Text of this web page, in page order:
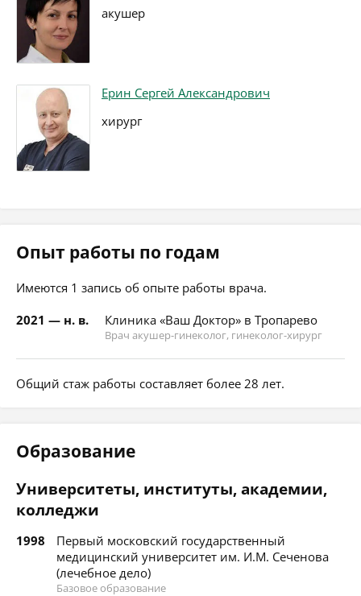
акушер
Ерин Сергей Александрович
хирург
Опыт работы по годам
Имеются 1 запись об опыте работы врача.
2021 — н. в.
Клиника «Ваш Доктор» в Тропарево
Врач акушер-гинеколог, гинеколог-хирург
Общий стаж работы составляет более 28 лет.
Образование
Университеты, институты, академии,
колледжи
1998
Первый московский государственный
медицинский университет им. И.М. Сеченова
(лечебное дело)
Базовое образование